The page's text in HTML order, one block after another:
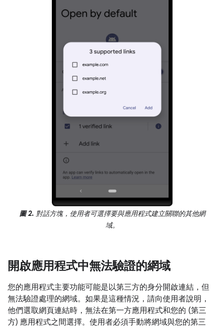
圖 2. 對話方塊，使用者可選擇要與應用程式建立關聯的其他網
域。
開啟應用程式中無法驗證的網域
您的應用程式主要功能可能是以第三方的身分開啟連結，但
無法驗證處理的網域。如果是這種情況，請向使用者說明，
他們選取網頁連結時，無法在第一方應用程式和您的 (第三
方) 應用程式之間選擇。使用者必須手動將網域與您的第三